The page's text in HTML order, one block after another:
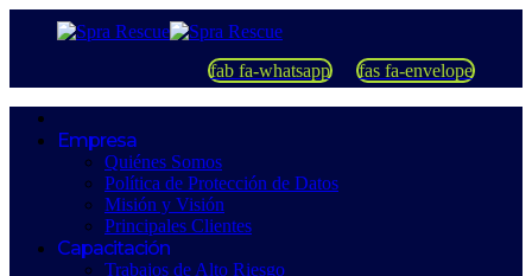
fab fa-whatsapp fas fa-envelope
Empresa
Quiénes Somos
Política de Protección de Datos
Misión y Visión
Principales Clientes
Capacitación
Trabajos de Alto Riesgo